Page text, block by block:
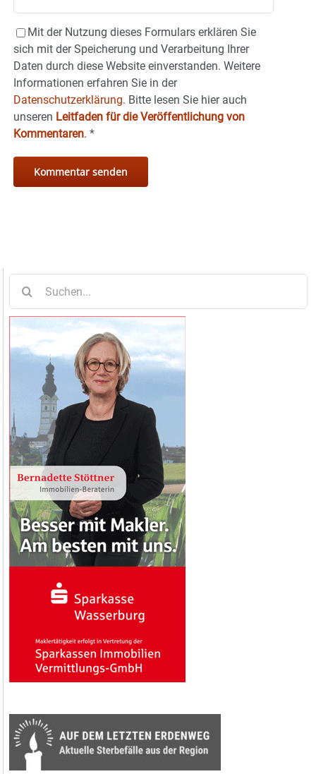
Mit der Nutzung dieses Formulars erklären Sie
sich mit der Speicherung und Verarbeitung Ihrer
Daten durch diese Website einverstanden. Weitere
Informationen erfahren Sie in der
Datenschutzerklärung. Bitte lesen Sie hier auch
unseren Leitfaden für die Veröffentlichung von
Kommentaren. *
nach: